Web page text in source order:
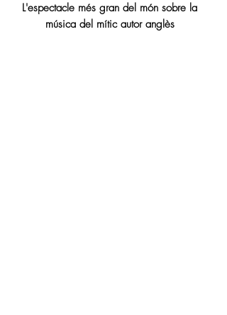
L'espectacle més gran del món sobre la
música del mític autor anglès